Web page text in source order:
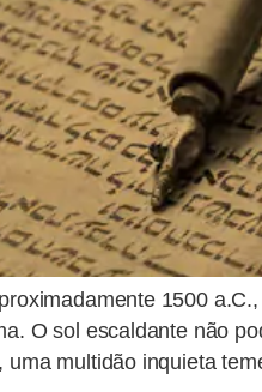
1500
O sol escaldante não
uma multidão inquieta